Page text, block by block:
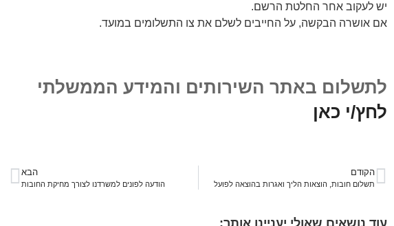
יש לעקוב אחר החלטת הרשם.
אם אושרה הבקשה, על החייבים לשלם את צו התשלומים במועד.
לתשלום באתר השירותים והמידע הממשלתי
לחץ/י כאן
הקודם
תשלום חובות, הוצאות הליך ואגרות בהוצאה לפועל
הבא
הודעה לפונים למשרדנו לצורך מחיקת החובות
עוד נושאים שאולי יעניינו אותך: